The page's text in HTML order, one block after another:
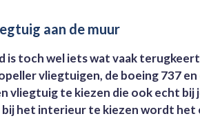
aan de muur
is toch wel iets wat vaak
vliegtuigen, de boeing 737
vliegtuig te kiezen die ook echt
het interieur te kiezen wordt het